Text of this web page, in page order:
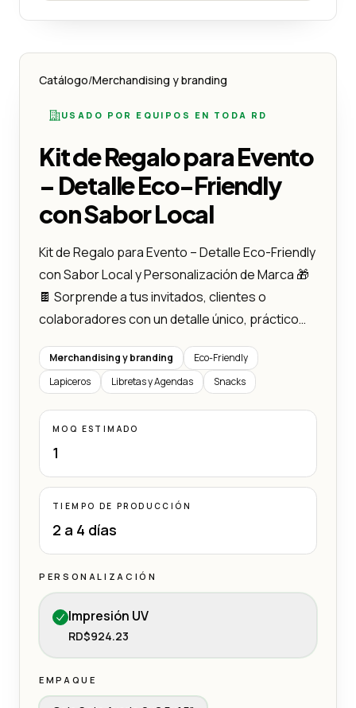
Catálogo/Merchandising y branding
USADO POR EQUIPOS EN TODA RD
Kit de Regalo para Evento
– Detalle Eco-Friendly
con Sabor Local
Kit de Regalo para Evento – Detalle Eco-Friendly
con Sabor Local y Personalización de Marca 🎁
🍫 Sorprende a tus invitados, clientes o
colaboradores con un detalle único, práctico…
Merchandising y branding
Eco-Friendly
Lapiceros
Libretas y Agendas Snacks
MOQ ESTIMADO
1
TIEMPO DE PRODUCCIÓN
2 a 4 días
PERSONALIZACIÓN
Impresión UV
RD$924.23
EMPAQUE